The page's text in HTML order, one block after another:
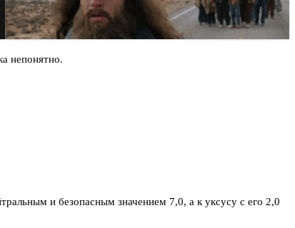
непонятно.
и безопасным значением 7,0, а к уксусу с его 2,0